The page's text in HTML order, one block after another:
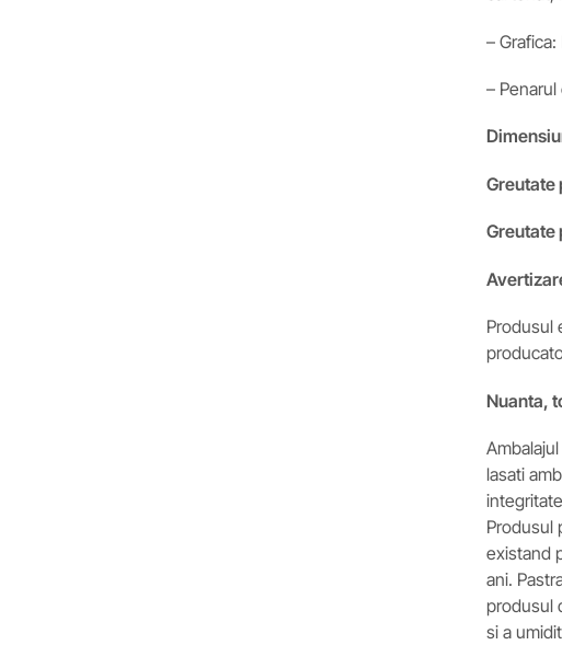
– Grafica:
–
Greutate
Greutate
Produsul
Nuanta,
lasati
Produsul
existand
ani.
produsul
si a